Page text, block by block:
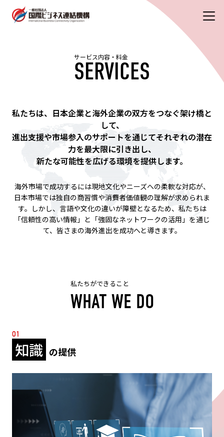
サービス内容・料金
SERVICES
私たちは、日本企業と海外企業の双方をつなぐ架け橋と
して、
進出支援や市場参入のサポートを通じてそれぞれの潜在
力を最大限に引き出し、
新たな可能性を広げる環境を提供します。
海外市場で成功するには現地文化やニーズへの柔軟な対応が、
日本市場では独自の商習慣や消費者価値観の理解が求められま
す。しかし、言語や文化の違いが障壁となるため、私たちは
「信頼性の高い情報」と「強固なネットワークの活用」を通じ
て、皆さまの海外進出を成功へと導きます。
私たちができること
WHAT WE DO
01
知識 の提供